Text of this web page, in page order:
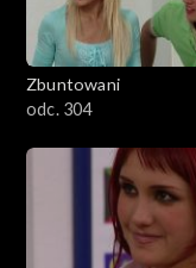
Zbuntowani
odc. 304